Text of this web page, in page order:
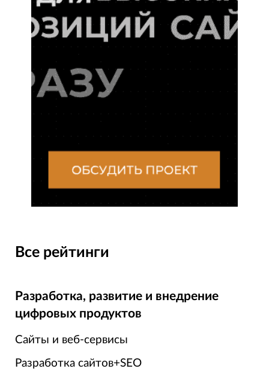
Все рейтинги
Разработка, развитие и внедрение
цифровых продуктов
Сайты и веб-сервисы
Разработка сайтов+SEO